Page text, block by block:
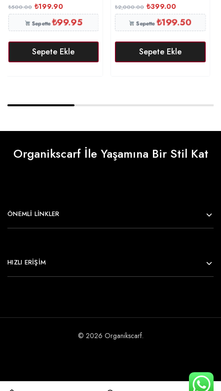
₺500.00 ₺199.90
Sepette₺99.95
Sepete Ekle
₺2,000.00 ₺399.00
Sepette₺199.50
Sepete Ekle
Organikscarf İle Yaşamına Bir Stil Kat
ÖNEMLI LINKLER
HIZLI ERİŞİM
© 2026 Organikscarf.